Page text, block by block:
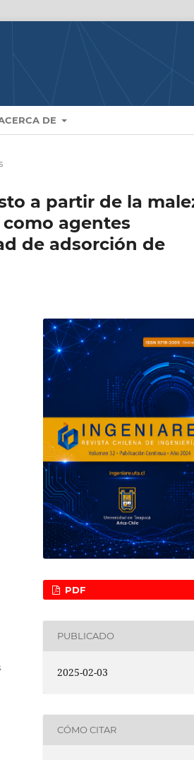
DE
a partir de la
como agentes
de adsorción de
PDF
PUBLICADO
2025-02-03
CÓMO CITAR